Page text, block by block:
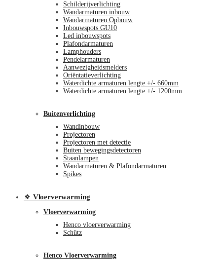
Schilderijverlichting
Wandarmaturen inbouw
Wandarmaturen Opbouw
Inbouwspots GU10
Led inbouwspots
Plafondarmaturen
Lamphouders
Pendelarmaturen
Aanwezigheidsmelders
Oriëntatieverlichting
Waterdichte armaturen lengte +/- 660mm
Waterdichte armaturen lengte +/- 1200mm
Buitenverlichting
Wandinbouw
Projectoren
Projectoren met detectie
Buiten bewegingsdetectoren
Staanlampen
Wandarmaturen & Plafondarmaturen
Spikes
🔅 Vloerverwarming
Vloerverwarming
Henco vloerverwarming
Schütz
Henco Vloerverwarming